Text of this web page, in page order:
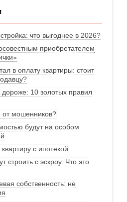
что выгоднее в 2026?
приобретателем
в оплату квартиры: стоит
10 золотых правил
от мошенников?
будут на особом
с ипотекой
строить с эскроу. Что это
собственность: не